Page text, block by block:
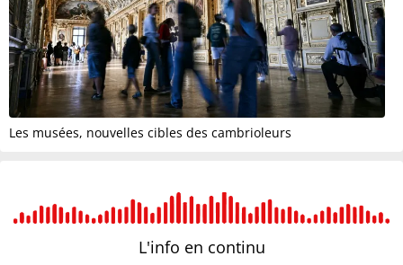
Les musées, nouvelles cibles des cambrioleurs
L'info en continu